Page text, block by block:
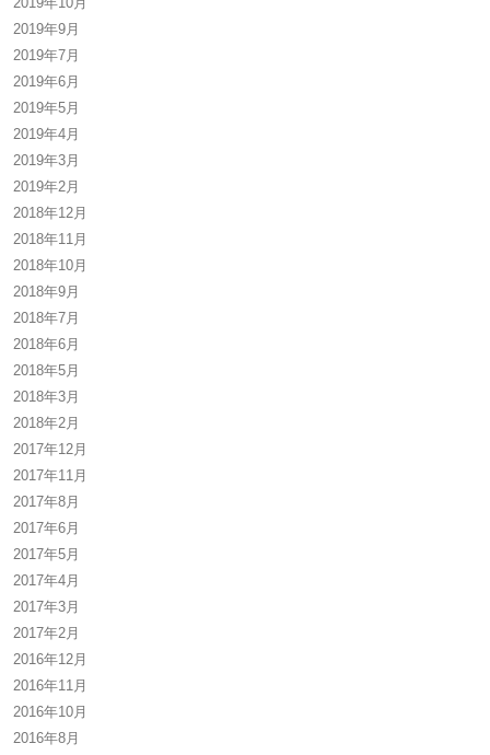
2019年9月
2019年7月
2019年6月
2019年5月
2019年4月
2019年3月
2019年2月
2018年12月
2018年11月
2018年10月
2018年9月
2018年7月
2018年6月
2018年5月
2018年3月
2018年2月
2017年12月
2017年11月
2017年8月
2017年6月
2017年5月
2017年4月
2017年3月
2017年2月
2016年12月
2016年11月
2016年10月
2016年8月